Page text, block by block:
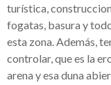
turística,
fogatas, basura y
esta zona. Además,
controlar, que es la
arena y esa duna